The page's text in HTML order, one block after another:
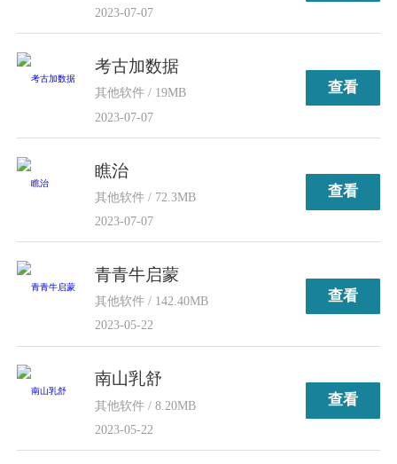
2023-07-07
考古加数据
其他软件 / 19MB
2023-07-07
查看
瞧治
其他软件 / 72.3MB
2023-07-07
查看
青青牛启蒙
其他软件 / 142.40MB
2023-05-22
查看
南山乳舒
其他软件 / 8.20MB
2023-05-22
查看